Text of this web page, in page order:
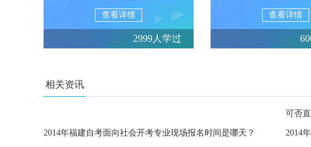
查看详情
2999人学过
查看详情
相关资讯
可否
2014年福建自考面向社会开考专业现场报名时间是哪天？ 2014